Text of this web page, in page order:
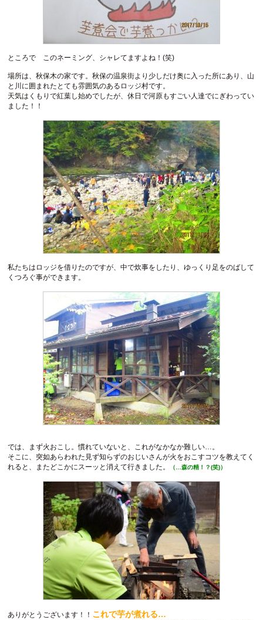
ところで このネーミング、シャレてますよね！(笑)
場所は、秋保木の家です。秋保の温泉街より少しだけ奥に入った所にあり、山
と川に囲まれたとても雰囲気のあるロッジ村です。
天気はくもりで紅葉し始めでしたが、休日で河原もすごい人達でにぎわってい
ました！！
私たちはロッジを借りたのですが、中で炊事をしたり、ゆっくり足をのばして
くつろぐ事ができます。
では、まず火おこし。慣れていないと、これがなかなか難しい…。
そこに、突如あらわれた見ず知らずのおじいさんが火をおこすコツを教えてく
れると、またどこかにスーッと消えて行きました。
（…森の精！？(笑)）
ありがとうございます！！ これで芋が煮れる…